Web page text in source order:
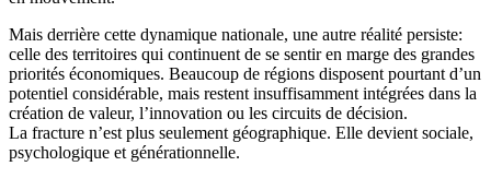
Mais derrière cette dynamique nationale, une autre réalité persiste:
celle des territoires qui continuent de se sentir en marge des grandes
priorités économiques. Beaucoup de régions disposent pourtant d’un
potentiel considérable, mais restent insuffisamment intégrées dans la
création de valeur, l’innovation ou les circuits de décision.
La fracture n’est plus seulement géographique. Elle devient sociale,
psychologique et générationnelle.